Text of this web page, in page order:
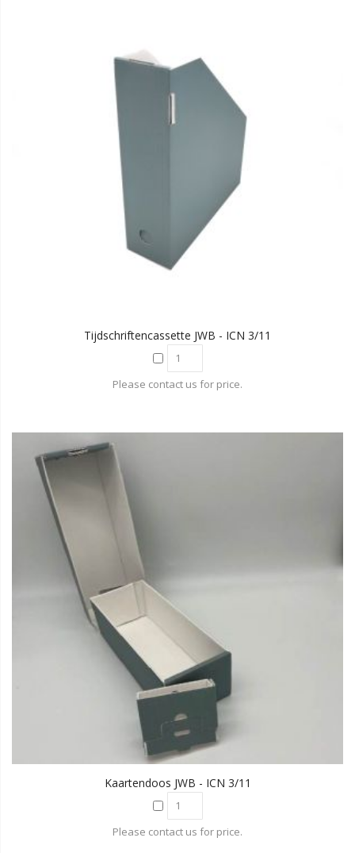
Tijdschriftencassette JWB - ICN 3/11
Please contact us for price.
Kaartendoos JWB - ICN 3/11
Please contact us for price.